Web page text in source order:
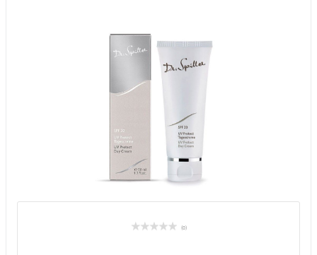
(0)